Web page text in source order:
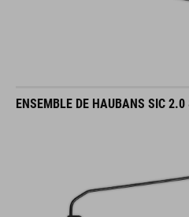
ENSEMBLE DE HAUBANS SIC